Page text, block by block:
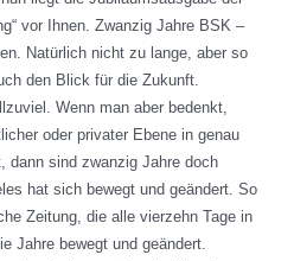
vor Ihnen. Zwanzig Jahre BSK –
Natürlich nicht zu lange, aber so
den Blick für die Zukunft.
Wenn man aber bedenkt,
oder privater Ebene in genau
dann sind zwanzig Jahre doch
hat sich bewegt und geändert. So
Zeitung, die alle vierzehn Tage in
Jahre bewegt und geändert.